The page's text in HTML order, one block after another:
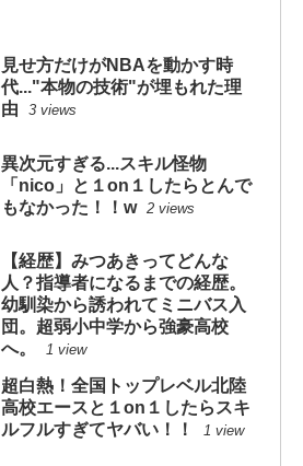
見せ方だけがNBAを動かす時
代..."本物の技術"が埋もれた理
由
3 views
異次元すぎる...スキル怪物
「nico」と１on１したらとんで
もなかった！！w 2 views
【経歴】みつあきってどんな
人？指導者になるまでの経歴。
幼馴染から誘われてミニバス入
団。超弱小中学から強豪高校
へ。
1 view
超白熱！全国トップレベル北陸
高校エースと１on１したらスキ
ルフルすぎてヤバい！！
1 view